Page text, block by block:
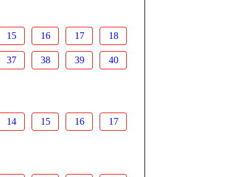
15 16 17 18
37 38 39 40
14 15 16 17